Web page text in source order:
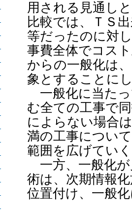
用される見通し
比較では、ＴＳ
等だったのに対
事費全体でコス
からの一般化は
象とすることに
一般化に当たっ
む全ての工事で
によらない場合
満の工事につい
範囲を広げてい
一方、一般化が
術は、次期情報
位置付け、一般